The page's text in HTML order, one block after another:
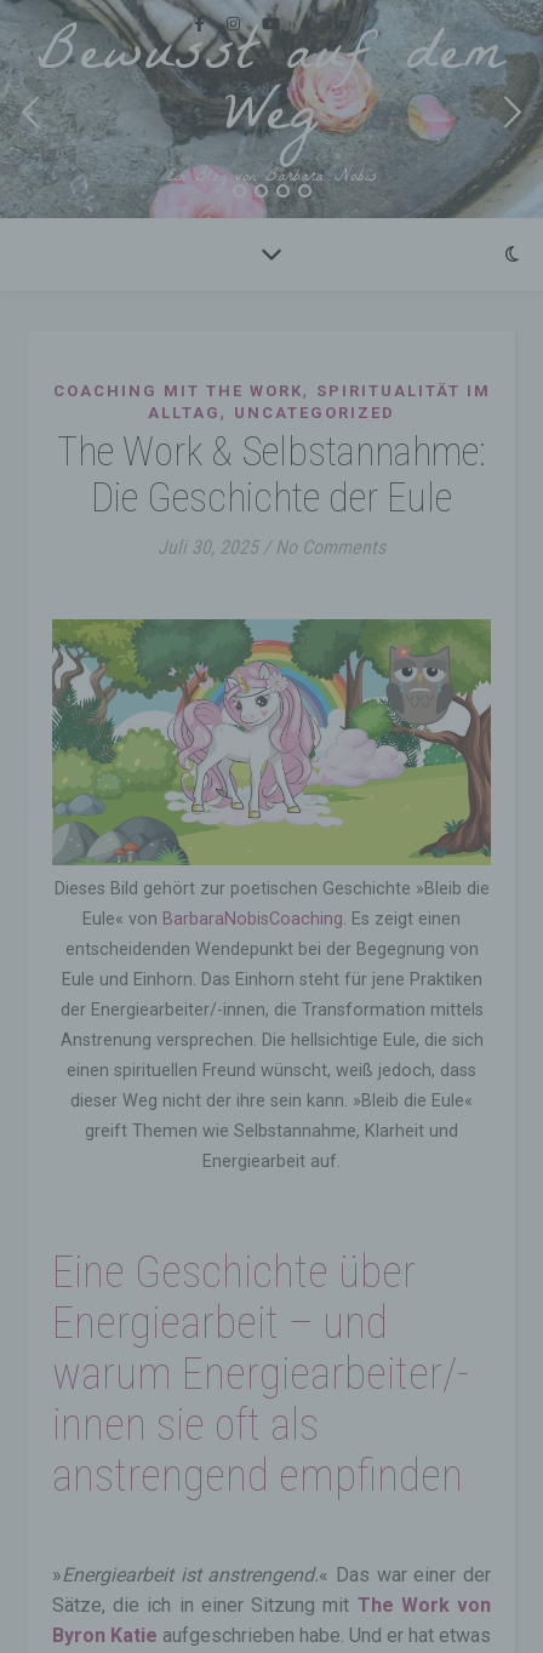
Bewusst auf dem
Weg
Ein Blog von Barbara Nobis
COACHING MIT THE WORK,
SPIRITUALITÄT IM
ALLTAG , UNCATEGORIZED
The Work & Selbstannahme:
Die Geschichte der Eule
Juli 30, 2025 / No Comments
Dieses Bild gehört zur poetischen Geschichte »Bleib die
Eule« von BarbaraNobisCoaching. Es zeigt einen
entscheidenden Wendepunkt bei der Begegnung von
Eule und Einhorn. Das Einhorn steht für jene Praktiken
der Energiearbeiter/-innen, die Transformation mittels
Anstrenung versprechen. Die hellsichtige Eule, die sich
einen spirituellen Freund wünscht, weiß jedoch, dass
dieser Weg nicht der ihre sein kann. »Bleib die Eule«
greift Themen wie Selbstannahme, Klarheit und
Energiearbeit auf.
Eine Geschichte über
Energiearbeit – und
warum Energiearbeiter/-
innen sie oft als
anstrengend empfinden
» Energiearbeit ist anstrengend.« Das war einer der
Sätze, die ich in einer Sitzung mit The Work von
Byron Katie aufgeschrieben habe. Und er hat etwas